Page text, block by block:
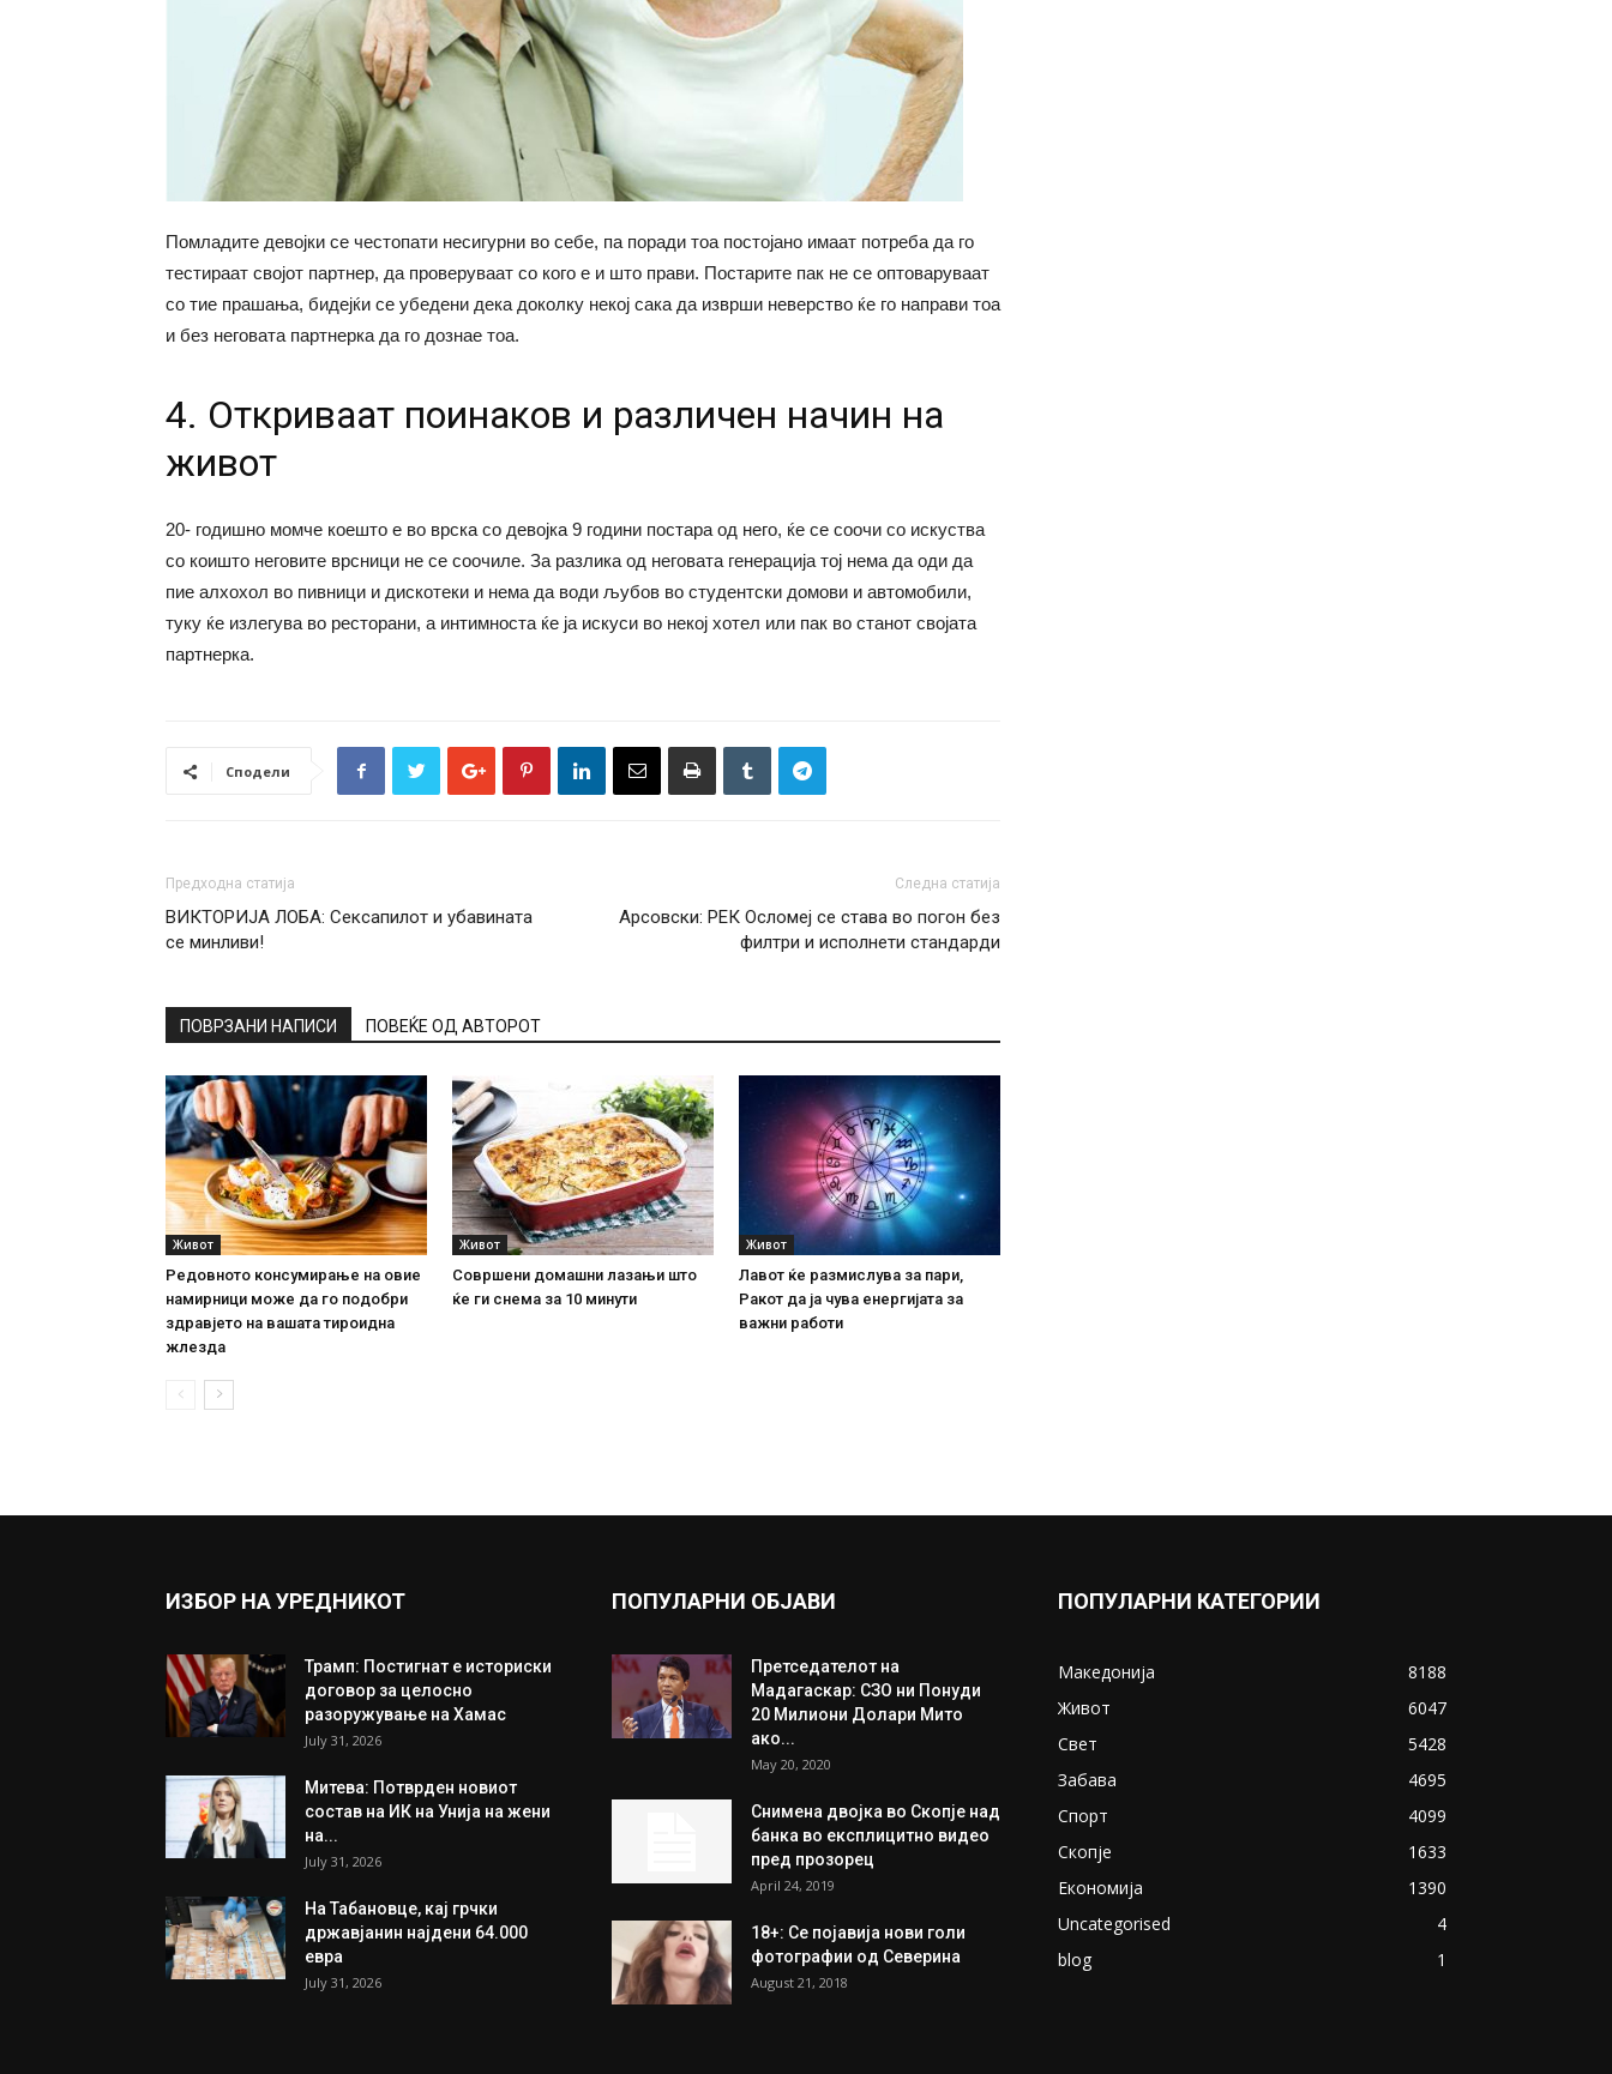
Помладите девојки се честопати несигурни во себе, па поради тоа постојано имаат потреба да го
тестираат својот партнер, да проверуваат со кого е и што прави. Постарите пак не се оптоваруваат
со тие прашања, бидејќи се убедени дека доколку некој сака да изврши неверство ќе го направи тоа
и без неговата партнерка да го дознае тоа.
4. Откриваат поинаков и различен начин на
живот
20- годишно момче коешто е во врска со девојка 9 години постара од него, ќе се соочи со искуства
со коишто неговите врсници не се соочиле. За разлика од неговата генерација тој нема да оди да
пие алхохол во пивници и дискотеки и нема да води љубов во студентски домови и автомобили,
туку ќе излегува во ресторани, а интимноста ќе ја искуси во некој хотел или пак во станот својата
партнерка.
Сподели
Предходна статија
ВИКТОРИЈА ЛОБА: Сексапилот и убавината
се минливи!
Следна статија
Арсовски: РЕК Осломеј се става во погон без
филтри и исполнети стандарди
ПОВРЗАНИ НАПИСИ ПОВЕЌЕ ОД АВТОРОТ
Живот
Редовното консумирање на овие
намирници може да го подобри
здравјето на вашата тироидна
жлезда
Живот
Совршени домашни лазањи што
ќе ги снема за 10 минути
Живот
Лавот ќе размислува за пари,
Ракот да ја чува енергијата за
важни работи
ИЗБОР НА УРЕДНИКОТ
Трамп: Постигнат е историски
договор за целосно
разоружување на Хамас
July 31, 2026
Митева: Потврден новиот
состав на ИК на Унија на жени
на...
July 31, 2026
На Табановце, кај грчки
државјанин најдени 64.000
евра
July 31, 2026
ПОПУЛАРНИ ОБЈАВИ
Претседателот на
Мадагаскар: СЗО ни Понуди
20 Милиони Долари Мито
ако...
May 20, 2020
Снимена двојка во Скопје над
банка во експлицитно видео
пред прозорец
April 24, 2019
18+: Се појавија нови голи
фотографии од Северина
August 21, 2018
ПОПУЛАРНИ КАТЕГОРИИ
Македонија
8188
Живот
6047
Свет
5428
Забава
4695
Спорт
4099
Скопје
1633
Економија
1390
Uncategorised
4
blog
1